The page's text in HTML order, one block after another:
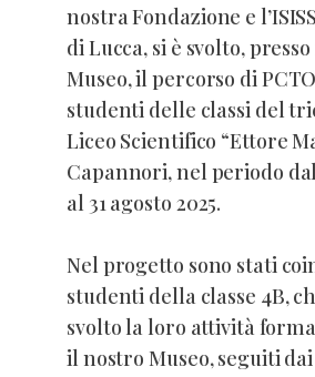
nostra Fondazione e
di Lucca, si è svolto,
Museo, il percorso di
studenti delle classi del
Liceo Scientifico “Ettore
Capannori, nel periodo
al 31 agosto 2025.
Nel progetto sono stati
studenti della classe 4B,
svolto la loro attività
il nostro Museo, seguiti